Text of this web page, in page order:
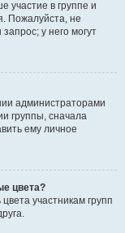
участие в группе и
Пожалуйста, не
у него могут
администраторами
группы, сначала
ему личное
цвета?
участникам групп